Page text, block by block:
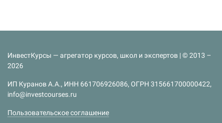
ИнвестКурсы — агрегатор курсов, школ и экспертов | © 2013 –
2026
ИП Куранов А.А., ИНН 661706926086, ОГРН 315661700000422,
info@investcourses.ru
Пользовательское соглашение